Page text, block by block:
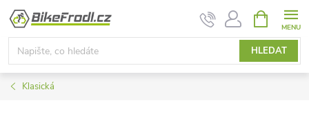
Přejít
obsah
HLEDAT
NÁKUPNÍ
KOŠÍK
Klasická